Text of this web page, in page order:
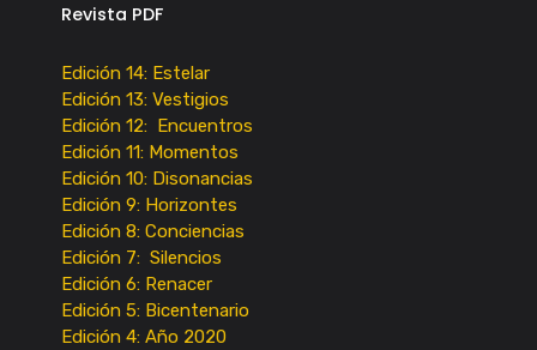
Revista PDF
Edición 14: Estelar
Edición 13: Vestigios
Edición 12: Encuentros
Edición 11: Momentos
Edición 10: Disonancias
Edición 9: Horizontes
Edición 8: Conciencias
Edición 7: Silencios
Edición 6: Renacer
Edición 5: Bicentenario
Edición 4: Año 2020